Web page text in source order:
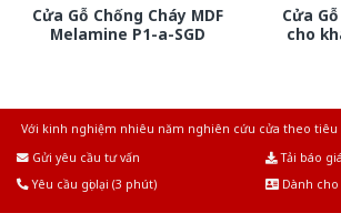
Cửa Gỗ Chống Cháy MDF
Melamine P1-a-SGD
Cửa
cho
Với kinh nghiệm nhiêu năm nghiên cứu cửa theo tiêu
Gửi yêu cầu tư vấn
Tải báo
Yêu cầu gọi lại (3 phút)
Dành